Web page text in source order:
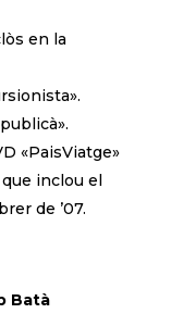
en la
«PaisViatge»
inclou el
de ’07.
Batà